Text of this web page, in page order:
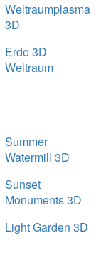
Weltraumplasma
3D
Erde 3D
Weltraum
Summer
Watermill 3D
Sunset
Monuments 3D
Light Garden 3D